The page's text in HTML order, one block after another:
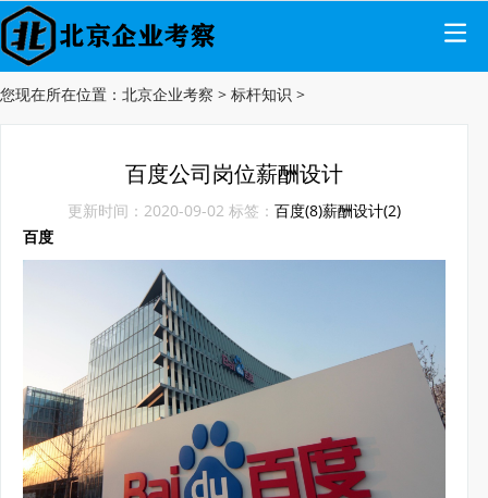
您现在所在位置： 北京企业考察 > 标杆知识 >
百度公司岗位薪酬设计
更新时间：2020-09-02 标签：百度(8)薪酬设计(2)
百度